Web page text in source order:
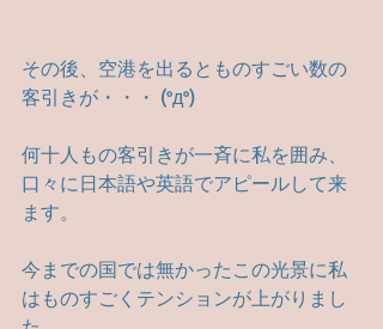
その後、空港を出るとものすごい数の
客引きが・・・ (°д°)
何十人もの客引きが一斉に私を囲み、
口々に日本語や英語でアピールして来
ます。
今までの国では無かったこの光景に私
はものすごくテンションが上がりまし